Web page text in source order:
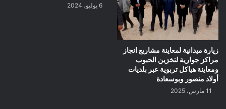
زيارة ميدانية لمعاينة مشاريع انجاز
مراكز جوارية لتخزين الحبوب
ومعاينة هياكل تربوية عبر بلديات
أولاد منصور وبوسعادة
11 مارس، 2025
6 يوليو، 2024